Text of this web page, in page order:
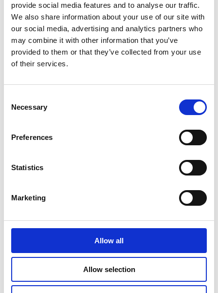
provide social media features and to analyse our traffic.
We also share information about your use of our site with
our social media, advertising and analytics partners who
may combine it with other information that you’ve
provided to them or that they’ve collected from your use
of their services.
Selection
Necessary
Preferences
Statistics
Marketing
Allow all
Allow selection
Suominen Yhtymä Oyj
Arto Kiiskinen
talousjohtaja
Suominen valmistaa korkealaatuisia joustopakkauksia,
kosteuspyyhkeitä ja kuitukankaita teollisuuden ja kaupan
liiketoiminta-alueellaan. Suomisen yksiköt sijaitsevat
oli vuonna 2010 noin 173 miljoonaa euroa ja henkilöstömäärä
900. Suominen on listattuna NASDAQ OMX Helsingissä.
www.suominen.fi
NASDAQ OMX Helsinki Oy
Keskeiset tiedotusvälineet
www.suominen.fi